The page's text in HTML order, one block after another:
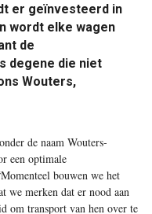
er geïnvesteerd in
wordt elke wagen
de
degene die niet
Wouters,
de naam Wouters-
een optimale
bouwen we het
we merken dat er nood aan
om transport van hen over te